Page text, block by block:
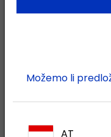
lockPrijavite
Možemo li
AT